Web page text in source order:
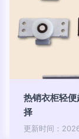
热销衣柜轻
择
更新时间：